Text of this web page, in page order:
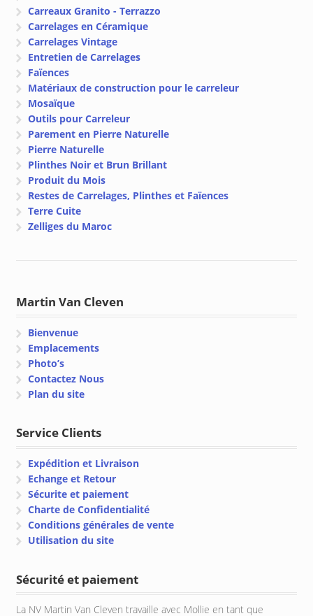
Carreaux Granito - Terrazzo
Carrelages en Céramique
Carrelages Vintage
Entretien de Carrelages
Faïences
Matériaux de construction pour le carreleur
Mosaïque
Outils pour Carreleur
Parement en Pierre Naturelle
Pierre Naturelle
Plinthes Noir et Brun Brillant
Produit du Mois
Restes de Carrelages, Plinthes et Faïences
Terre Cuite
Zelliges du Maroc
Martin Van Cleven
Bienvenue
Emplacements
Photo’s
Contactez Nous
Plan du site
Service Clients
Expédition et Livraison
Echange et Retour
Sécurite et paiement
Charte de Confidentialité
Conditions générales de vente
Utilisation du site
Sécurité et paiement
La NV Martin Van Cleven travaille avec Mollie en tant que